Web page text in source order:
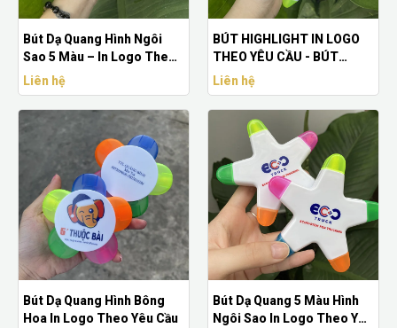
Bút Dạ Quang Hình Ngôi
Sao 5 Màu – In Logo Theo
Yêu Cầu, Quà Tặng Sự Kiện
Đẹp & Nổi Bật
Liên hệ
BÚT HIGHLIGHT IN LOGO
THEO YÊU CẦU - BÚT
Liên hệ
Bút Dạ Quang Hình Bông
Hoa In Logo Theo Yêu Cầu
Bút Dạ Quang 5 Màu Hình
Ngôi Sao In Logo Theo Yêu